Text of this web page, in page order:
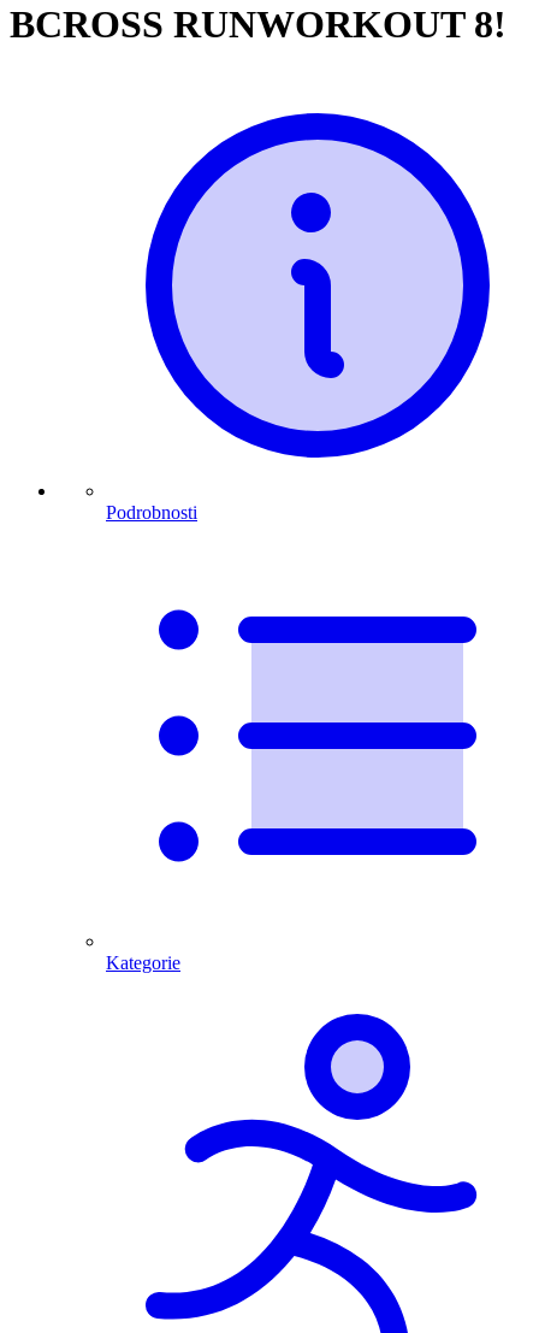
BCROSS RUNWORKOUT 8!
Podrobnosti
Kategorie